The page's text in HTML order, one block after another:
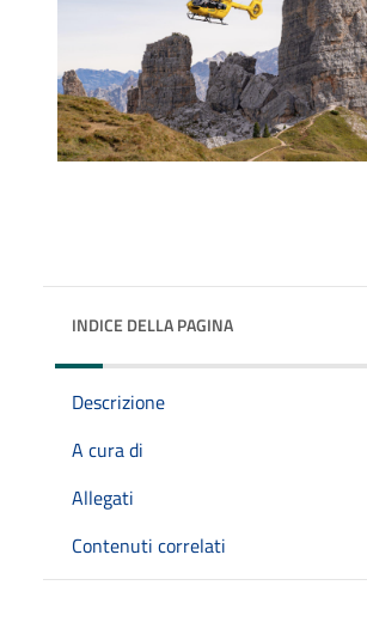
INDICE DELLA PAGINA
Descrizione
A cura di
Allegati
Contenuti correlati